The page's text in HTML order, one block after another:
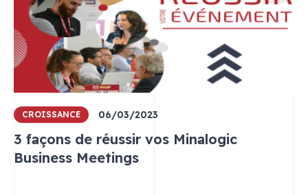
CROISSANCE 06/03/2023
3 façons de réussir vos Minalogic
Business Meetings